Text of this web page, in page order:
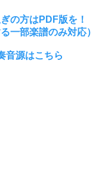
の方はPDF版を！
一部楽譜のみ対応）
音源はこちら